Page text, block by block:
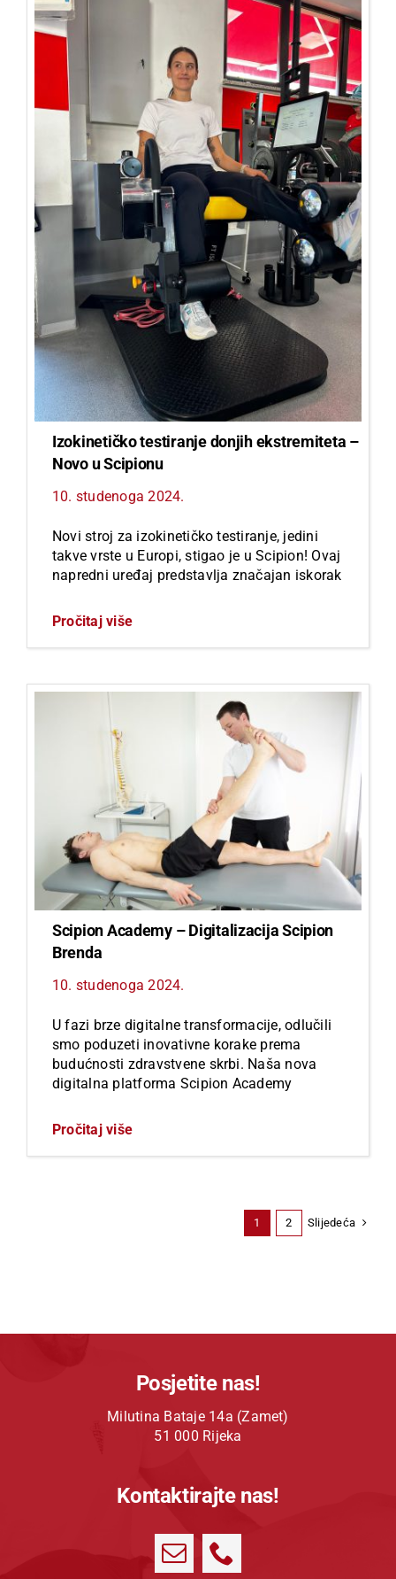
Izokinetičko testiranje donjih ekstremiteta –
Novo u Scipionu
10. studenoga 2024.
Novi stroj za izokinetičko testiranje, jedini
takve vrste u Europi, stigao je u Scipion! Ovaj
napredni uređaj predstavlja značajan iskorak
Pročitaj više
Scipion Academy – Digitalizacija Scipion
Brenda
10. studenoga 2024.
U fazi brze digitalne transformacije, odlučili
smo poduzeti inovativne korake prema
budućnosti zdravstvene skrbi. Naša nova
digitalna platforma Scipion Academy
Pročitaj više
1 2 Slijedeća
Posjetite nas!
Milutina Bataje 14a (Zamet)
51 000 Rijeka
Kontaktirajte nas!